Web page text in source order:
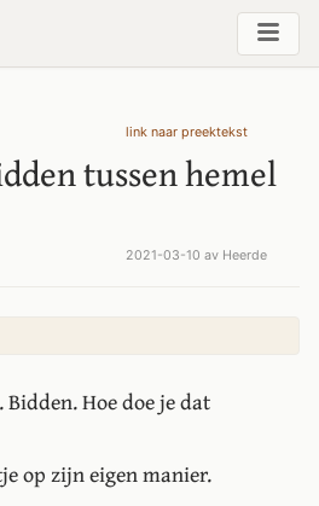
link naar preektekst
tussen hemel
2021-03-10 av Heerde
Hoe doe je dat
op zijn eigen manier.